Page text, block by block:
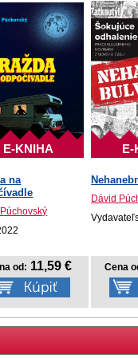
E-KNIHA
na
od: 11,59 €
E-
Dávid
Cena